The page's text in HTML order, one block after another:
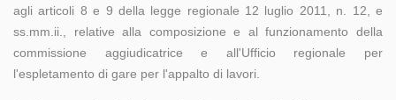
agli articoli 8 e 9 della legge regionale 12 luglio 2011, n. 12, e
ss.mm.ii., relative alla composizione e al funzionamento della
commissione aggiudicatrice e all'Ufficio regionale per
l'espletamento di gare per l'appalto di lavori.